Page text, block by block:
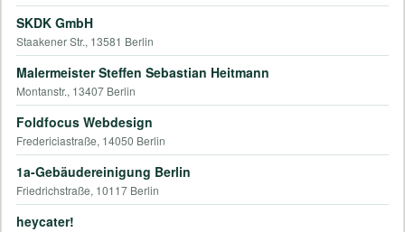
SKDK GmbH
Staakener Str., 13581 Berlin
Malermeister Steffen Sebastian Heitmann
Montanstr., 13407 Berlin
Foldfocus Webdesign
Fredericiastraße, 14050 Berlin
1a-Gebäudereinigung Berlin
Friedrichstraße, 10117 Berlin
heycater!